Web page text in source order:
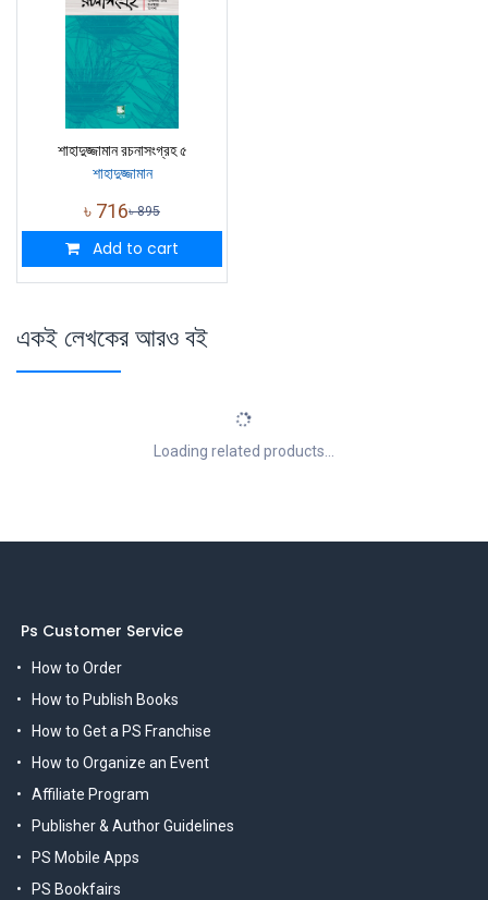
শাহাদুজ্জামান রচনাসংগ্রহ ৫
শাহাদুজ্জামান
৳ 716৳895
Add to cart
একই লেখকের আরও বই
Loading related products...
Ps Customer Service
How to Order
How to Publish Books
How to Get a PS Franchise
How to Organize an Event
Affiliate Program
Publisher & Author Guidelines
PS Mobile Apps
PS Bookfairs